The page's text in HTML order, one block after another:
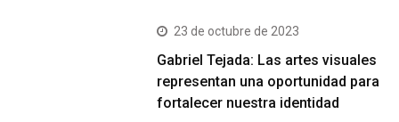
23 de octubre de 2023
Gabriel Tejada: Las artes visuales
representan una oportunidad para
fortalecer nuestra identidad